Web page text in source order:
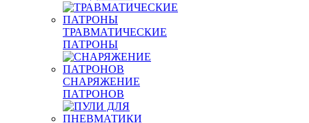
ТРАВМАТИЧЕСКИЕ
ПАТРОНЫ
СНАРЯЖЕНИЕ
ПАТРОНОВ